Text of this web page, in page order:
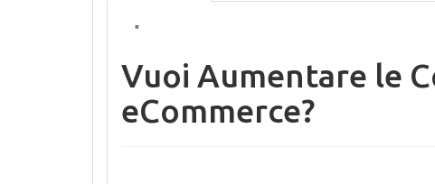
"
Vuoi Aumentare le
eCommerce?